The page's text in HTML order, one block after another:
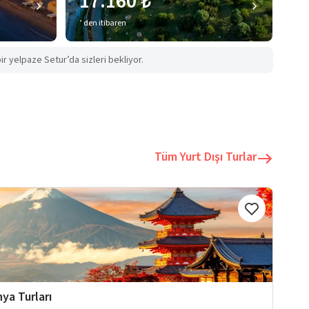
’ den itibaren
yelpaze Setur’da sizleri bekliyor.
Tüm Yurt Dışı Turlar
Turları